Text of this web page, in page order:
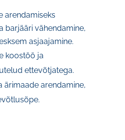
arendamiseks
barjääri vähendamine,
asjaajamine.
koostöö ja
ettevõtjatega.
ärimaade arendamine,